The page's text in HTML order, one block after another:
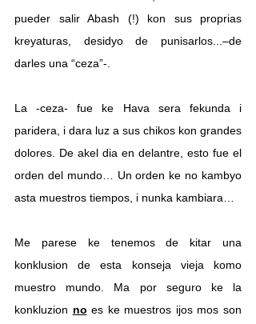
pueder salir Abash (!) kon sus proprias
kreyaturas, desidyo de punisarlos...–de
darles una “ceza”-.
La -ceza- fue ke Hava sera fekunda i
paridera, i dara luz a sus chikos kon grandes
dolores. De akel dia en delantre, esto fue el
orden del mundo… Un orden ke no kambyo
asta muestros tiempos, i nunka kambiara…
Me parese ke tenemos de kitar una
konklusion de esta konseja vieja komo
muestro mundo. Ma por seguro ke la
konkluzion no es ke muestros ijos mos son